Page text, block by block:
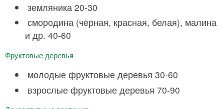
земляника 20-30
смородина (чёрная, красная, белая), малина
и др. 40-60
Фруктовые деревья
молодые фруктовые деревья 30-60
взрослые фруктовые деревья 70-90